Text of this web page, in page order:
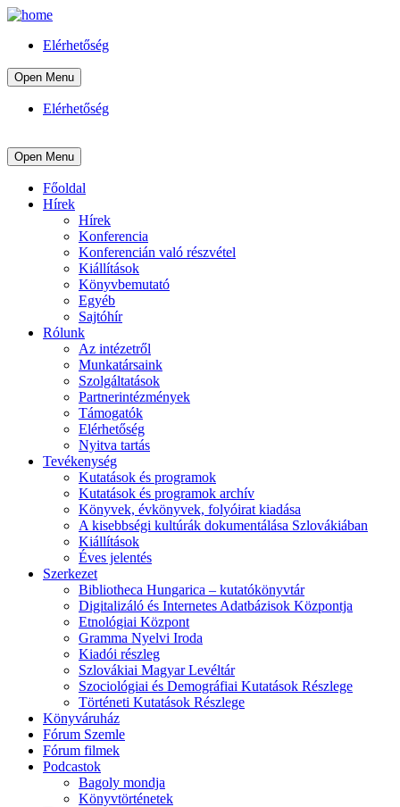
Elérhetőség
Open Menu
Elérhetőség
Open Menu
Főoldal
Hírek
Hírek
Konferencia
Konferencián való részvétel
Kiállítások
Könyvbemutató
Egyéb
Sajtóhír
Rólunk
Az intézetről
Munkatársaink
Szolgáltatások
Partnerintézmények
Támogatók
Elérhetőség
Nyitva tartás
Tevékenység
Kutatások és programok
Kutatások és programok archív
Könyvek, évkönyvek, folyóirat kiadása
A kisebbségi kultúrák dokumentálása Szlovákiában
Kiállítások
Éves jelentés
Szerkezet
Bibliotheca Hungarica – kutatókönyvtár
Digitalizáló és Internetes Adatbázisok Központja
Etnológiai Központ
Gramma Nyelvi Iroda
Kiadói részleg
Szlovákiai Magyar Levéltár
Szociológiai és Demográfiai Kutatások Részlege
Történeti Kutatások Részlege
Könyváruház
Fórum Szemle
Fórum filmek
Podcastok
Bagoly mondja
Könyvtörténetek